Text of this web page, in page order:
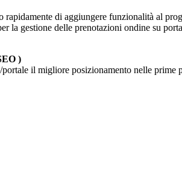
di aggiungere funzionalità al
la gestione delle prenotazioni ondine su
)
il migliore posizionamento nelle prime